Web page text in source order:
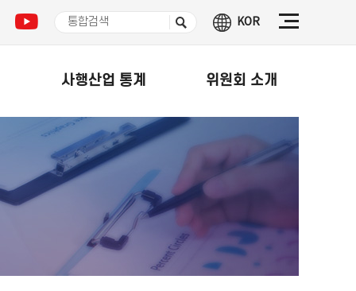
KOR
사행산업 통계 위원회 소개